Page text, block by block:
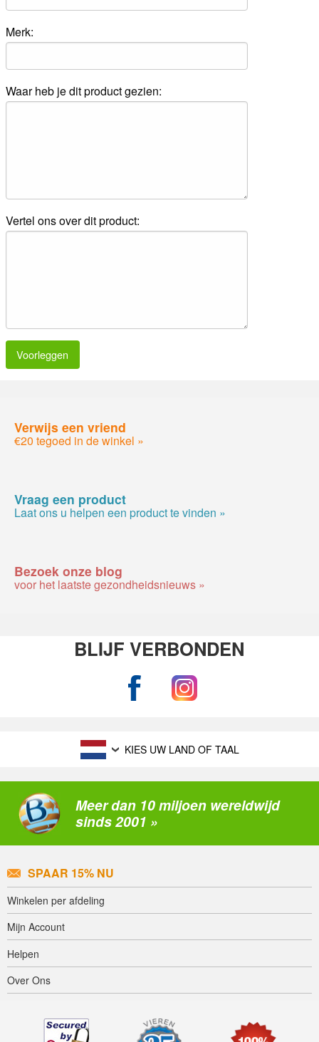
Merk:
Waar heb je dit product gezien:
Vertel ons over dit product:
Voorleggen
Verwijs een vriend
€20 tegoed in de winkel »
Vraag een product
Laat ons u helpen een product te vinden »
Bezoek onze blog
voor het laatste gezondheidsnieuws »
BLIJF VERBONDEN
KIES UW LAND OF TAAL
Meer dan 10 miljoen wereldwijd
sinds 2001 »
SPAAR 15% NU
Winkelen per afdeling
Mijn Account
Helpen
Over Ons